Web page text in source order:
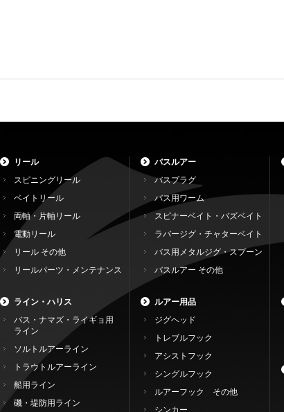
リール
スピニングリール
ベイトリール
両軸・片軸リール
電動リール
リール その他
リールパーツ・メンテナンス
ライン・ハリス
バス・ナマズ・ライギョ用
ライン
ソルトルアーライン
トラウトルアーライン
船用ライン
磯・堤防用ライン
バスルアー
バスプラグ
バス用ワーム
スピナーベイト・バズベイト
ラバージグ・チャターベイト
バス用メタルジグ・スプーン
バスルアー その他
ルアー用品
ジグヘッド
トレブルフック
アシストフック
シングルフック
ルアーフック その他
シンカー